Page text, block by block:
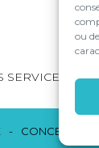
ou
SERVICES
CONCEPTION